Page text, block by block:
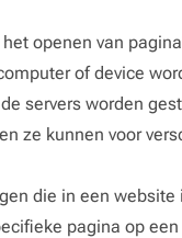
openen van
of device
servers worden
ze kunnen voor
die in een
pagina op